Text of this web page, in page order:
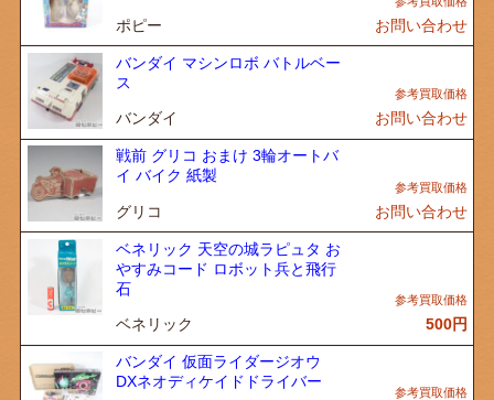
ポピー お問い合わせ
バンダイ マシンロボ バトルベー
ス
バンダイ お問い合わせ
戦前 グリコ おまけ 3輪オートバ
イ バイク 紙製
グリコ お問い合わせ
ベネリック 天空の城ラピュタ お
やすみコード ロボット兵と飛行
石
ベネリック 500円
バンダイ 仮面ライダージオウ
DXネオディケイドドライバー